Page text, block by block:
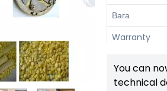
Вага
Warranty
You can
technical